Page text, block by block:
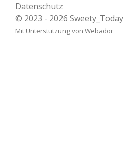
Datenschutz
© 2023 - 2026 Sweety_Today
Mit Unterstützung von Webador